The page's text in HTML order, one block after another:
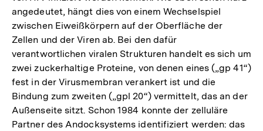
angedeutet, hängt dies von einem Wechselspiel
zwischen Eiweißkörpern auf der Oberfläche der
Zellen und der Viren ab. Bei den dafür
verantwortlichen viralen Strukturen handelt es sich um
zwei zuckerhaltige Proteine, von denen eines („gp 41“)
fest in der Virusmembran verankert ist und die
Bindung zum zweiten („gpl 20“) vermittelt, das an der
Außenseite sitzt. Schon 1984 konnte der zelluläre
Partner des Andocksystems identifiziert werden: das